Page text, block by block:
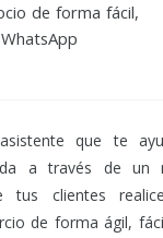
de forma fácil,
que te
a través de un
tus clientes
de forma ágil,